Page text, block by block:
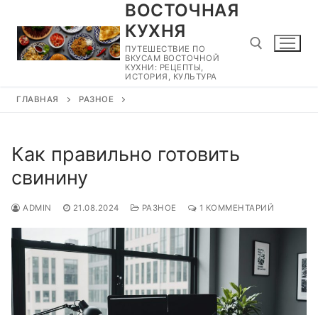
содержимому
ВОСТОЧНАЯ
КУХНЯ
ПУТЕШЕСТВИЕ ПО
ВКУСАМ ВОСТОЧНОЙ
КУХНИ: РЕЦЕПТЫ,
ИСТОРИЯ, КУЛЬТУРА
ГЛАВНАЯ РАЗНОЕ
Как правильно готовить
свинину
ADMIN 21.08.2024 РАЗНОЕ 1 КОММЕНТАРИЙ